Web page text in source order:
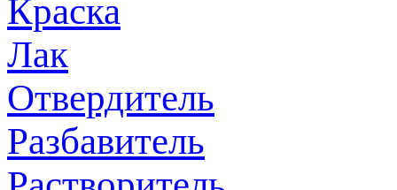
Краска
Лак
Отвердитель
Разбавитель